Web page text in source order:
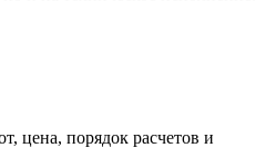
цена, порядок расчетов и